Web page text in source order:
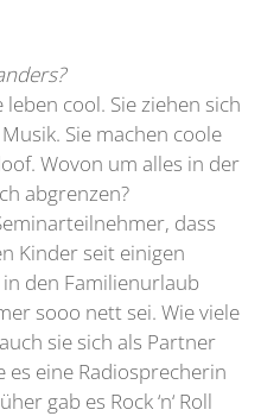
leben cool. Sie ziehen sich
Sie machen coole
Wovon um alles in der
abgrenzen?
dass
Kinder seit einigen
den Familienurlaub
sooo nett sei. Wie viele
sie sich als Partner
es eine Radiosprecherin
gab es Rock ‘n‘ Roll